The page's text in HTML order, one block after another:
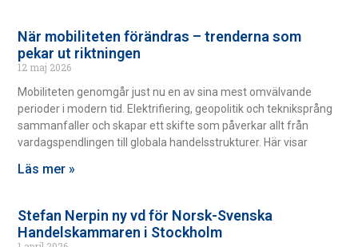
När mobiliteten förändras – trenderna som
pekar ut riktningen
12 maj 2026
Mobiliteten genomgår just nu en av sina mest omvälvande
perioder i modern tid. Elektrifiering, geopolitik och tekniksprång
sammanfaller och skapar ett skifte som påverkar allt från
vardagspendlingen till globala handelsstrukturer. Här visar
Läs mer »
Stefan Nerpin ny vd för Norsk-Svenska
Handelskammaren i Stockholm